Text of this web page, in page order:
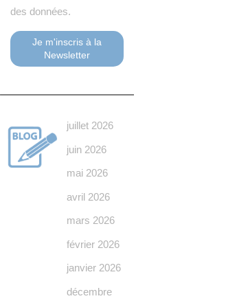
des données.
juillet 2026
juin 2026
mai 2026
avril 2026
mars 2026
février 2026
janvier 2026
décembre